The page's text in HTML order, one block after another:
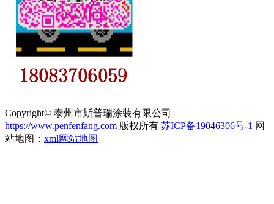
Copyright© 泰州市斯普瑞涂装有限公司
https://www.penfenfang.com 版权所有 苏ICP备19046306号-1 网
站地图： xml网站地图